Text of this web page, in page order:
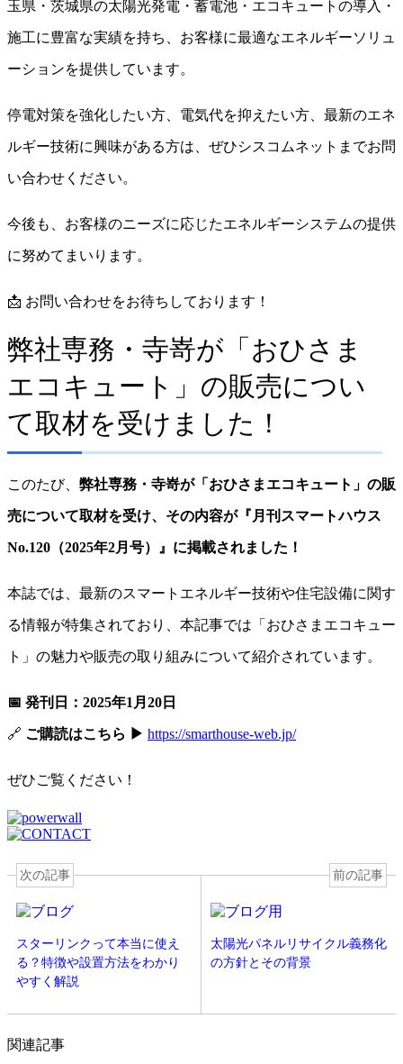
玉県・茨城県の太陽光発電・蓄電池・エコキュートの導入・
施工に豊富な実績を持ち、お客様に最適なエネルギーソリュ
ーションを提供しています。
停電対策を強化したい方、電気代を抑えたい方、最新のエネ
ルギー技術に興味がある方は、ぜひシスコムネットまでお問
い合わせください。
今後も、お客様のニーズに応じたエネルギーシステムの提供
に努めてまいります。
📩 お問い合わせをお待ちしております！
弊社専務・寺嵜が「おひさま
エコキュート」の販売につい
て取材を受けました！
このたび、 弊社専務・寺嵜が「おひさまエコキュート」の販
売について取材を受け、その内容が『月刊スマートハウス
No.120（2025年2月号）』に掲載されました！
本誌では、最新のスマートエネルギー技術や住宅設備に関す
る情報が特集されており、本記事では「おひさまエコキュー
ト」の魅力や販売の取り組みについて紹介されています。
📅 発刊日：2025年1月20日
🔗 ご購読はこちら ▶ https://smarthouse-web.jp/
ぜひご覧ください！
次の記事
スターリンクって本当に使え
る？特徴や設置方法をわかり
やすく解説
前の記事
太陽光パネルリサイクル義務化
の方針とその背景
関連記事